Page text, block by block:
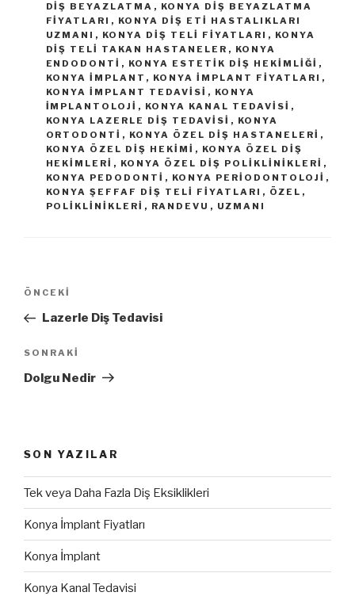
DIŞ BEYAZLATMA , KONYA DIŞ BEYAZLATMA
FIYATLARI , KONYA DIŞ ETI HASTALIKLARI
UZMANI , KONYA DIŞ TELI FIYATLARI , KONYA
DIŞ TELI TAKAN HASTANELER , KONYA
ENDODONTI , KONYA ESTETIK DIŞ HEKIMLIĞI ,
KONYA İMPLANT , KONYA İMPLANT FIYATLARI ,
KONYA İMPLANT TEDAVISI , KONYA
İMPLANTOLOJI , KONYA KANAL TEDAVISI ,
KONYA LAZERLE DIŞ TEDAVISI , KONYA
ORTODONTI , KONYA ÖZEL DIŞ HASTANELERI ,
KONYA ÖZEL DIŞ HEKIMI , KONYA ÖZEL DIŞ
HEKIMLERI , KONYA ÖZEL DIŞ POLIKLINIKLERI ,
KONYA PEDODONTI , KONYA PERIODONTOLOJI ,
KONYA ŞEFFAF DIŞ TELI FIYATLARI , ÖZEL ,
POLIKLINIKLERI , RANDEVU , UZMANI
Yazı
Önceki
Yazı
ÖNCEKI
Lazerle Diş Tedavisi
Sonraki
Yazı
SONRAKI
Dolgu Nedir
SON YAZILAR
Tek veya Daha Fazla Diş Eksiklikleri
Konya İmplant Fiyatları
Konya İmplant
Konya Kanal Tedavisi